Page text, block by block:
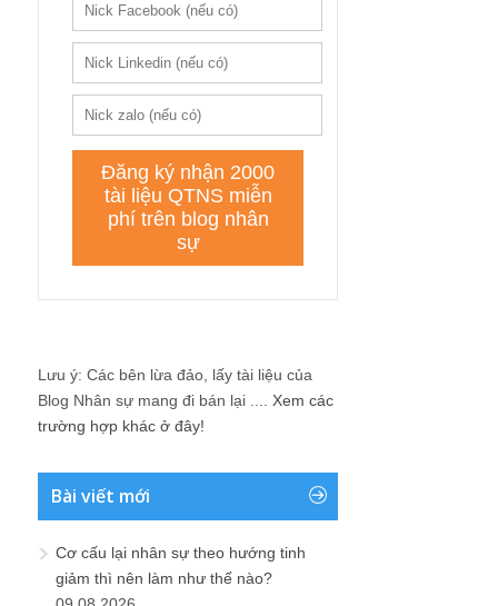
Lưu ý: Các bên lừa đảo, lấy tài liệu của
Blog Nhân sự mang đi bán lại .... Xem các
trường hợp khác ở đây!
Bài viết mới
Cơ cấu lại nhân sự theo hướng tinh
giảm thì nên làm như thế nào?